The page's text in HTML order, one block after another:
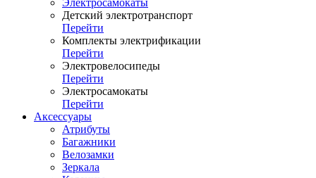
Электросамокаты
Детский электротранспорт
Перейти
Комплекты электрификации
Перейти
Электровелосипеды
Перейти
Электросамокаты
Перейти
Аксессуары
Атрибуты
Багажники
Велозамки
Зеркала